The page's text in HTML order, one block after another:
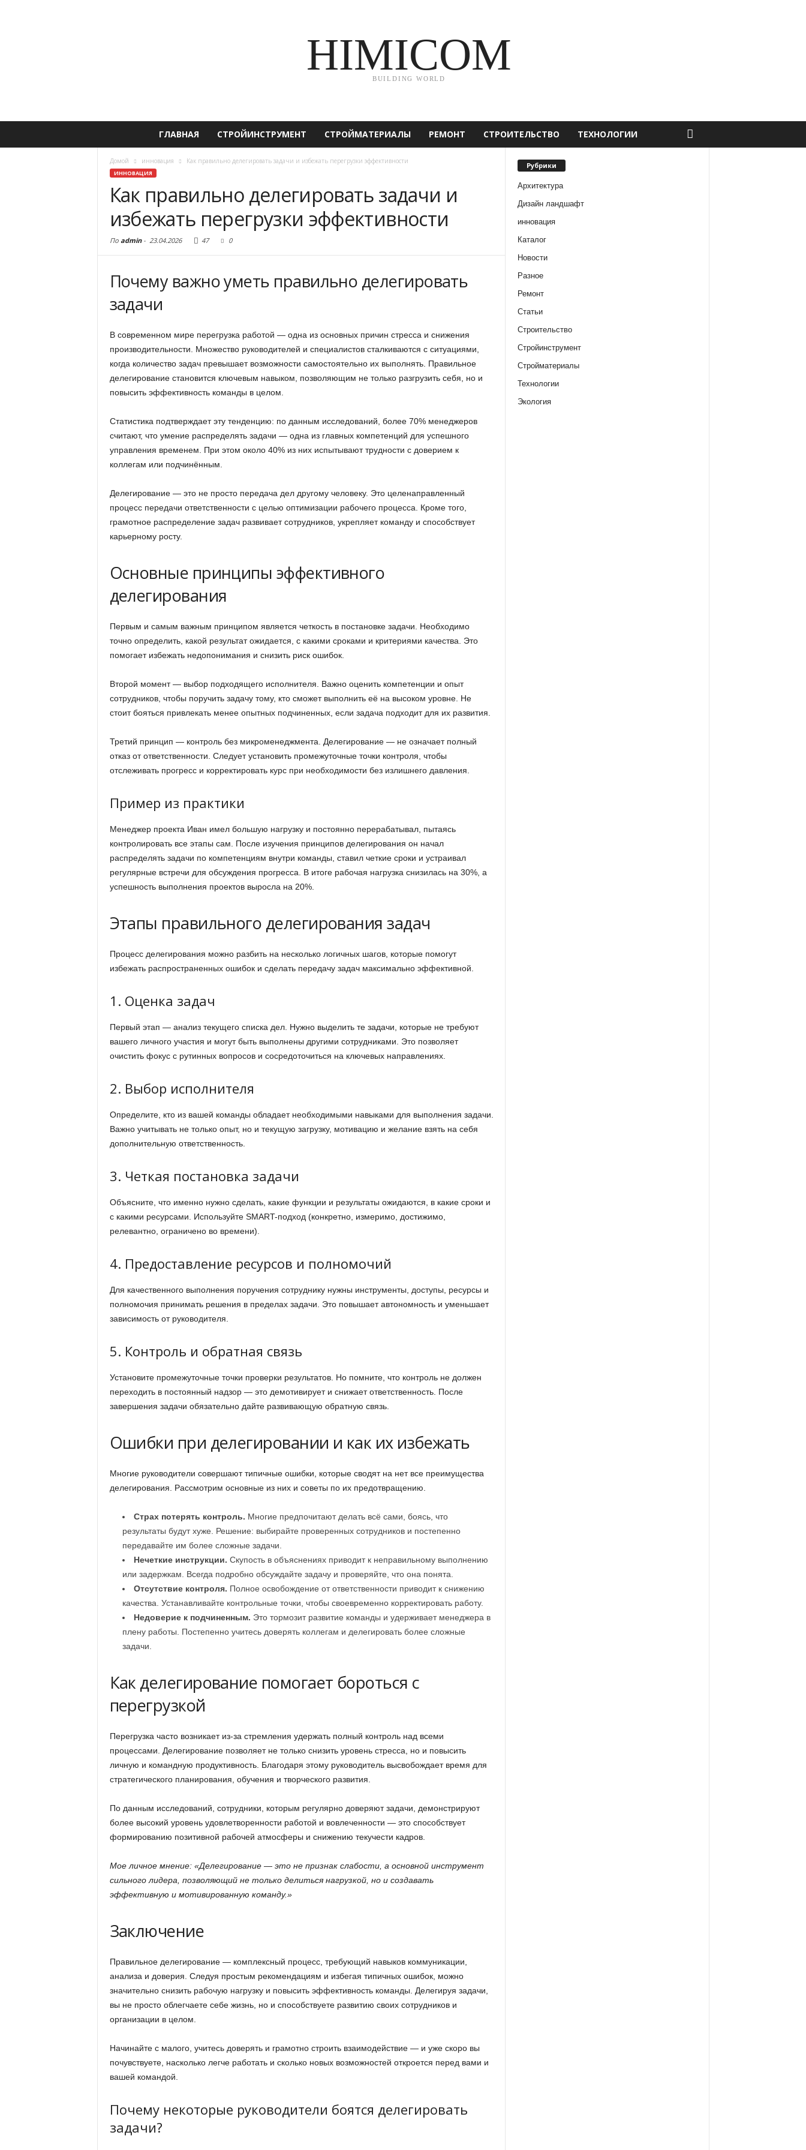
HIMICOM
BUILDING WORLD
ГЛАВНАЯ СТРОЙИНСТРУМЕНТ СТРОЙМАТЕРИАЛЫ РЕМОНТ СТРОИТЕЛЬСТВО ТЕХНОЛОГИИ
Домой инновация Как правильно делегировать задачи и избежать перегрузки эффективности
ИННОВАЦИЯ
Как правильно делегировать задачи и
избежать перегрузки эффективности
По admin- 23.04.2026 47 0
Почему важно уметь правильно делегировать
задачи
В современном мире перегрузка работой — одна из основных причин стресса и снижения
производительности. Множество руководителей и специалистов сталкиваются с ситуациями,
когда количество задач превышает возможности самостоятельно их выполнять. Правильное
делегирование становится ключевым навыком, позволяющим не только разгрузить себя, но и
повысить эффективность команды в целом.
Статистика подтверждает эту тенденцию: по данным исследований, более 70% менеджеров
считают, что умение распределять задачи — одна из главных компетенций для успешного
управления временем. При этом около 40% из них испытывают трудности с доверием к
коллегам или подчинённым.
Делегирование — это не просто передача дел другому человеку. Это целенаправленный
процесс передачи ответственности с целью оптимизации рабочего процесса. Кроме того,
грамотное распределение задач развивает сотрудников, укрепляет команду и способствует
карьерному росту.
Основные принципы эффективного
делегирования
Первым и самым важным принципом является четкость в постановке задачи. Необходимо
точно определить, какой результат ожидается, с какими сроками и критериями качества. Это
помогает избежать недопонимания и снизить риск ошибок.
Второй момент — выбор подходящего исполнителя. Важно оценить компетенции и опыт
сотрудников, чтобы поручить задачу тому, кто сможет выполнить её на высоком уровне. Не
стоит бояться привлекать менее опытных подчиненных, если задача подходит для их развития.
Третий принцип — контроль без микроменеджмента. Делегирование — не означает полный
отказ от ответственности. Следует установить промежуточные точки контроля, чтобы
отслеживать прогресс и корректировать курс при необходимости без излишнего давления.
Пример из практики
Менеджер проекта Иван имел большую нагрузку и постоянно перерабатывал, пытаясь
контролировать все этапы сам. После изучения принципов делегирования он начал
распределять задачи по компетенциям внутри команды, ставил четкие сроки и устраивал
регулярные встречи для обсуждения прогресса. В итоге рабочая нагрузка снизилась на 30%, а
успешность выполнения проектов выросла на 20%.
Этапы правильного делегирования задач
Процесс делегирования можно разбить на несколько логичных шагов, которые помогут
избежать распространенных ошибок и сделать передачу задач максимально эффективной.
1. Оценка задач
Первый этап — анализ текущего списка дел. Нужно выделить те задачи, которые не требуют
вашего личного участия и могут быть выполнены другими сотрудниками. Это позволяет
очистить фокус с рутинных вопросов и сосредоточиться на ключевых направлениях.
2. Выбор исполнителя
Определите, кто из вашей команды обладает необходимыми навыками для выполнения задачи.
Важно учитывать не только опыт, но и текущую загрузку, мотивацию и желание взять на себя
дополнительную ответственность.
3. Четкая постановка задачи
Объясните, что именно нужно сделать, какие функции и результаты ожидаются, в какие сроки и
с какими ресурсами. Используйте SMART-подход (конкретно, измеримо, достижимо,
релевантно, ограничено во времени).
4. Предоставление ресурсов и полномочий
Для качественного выполнения поручения сотруднику нужны инструменты, доступы, ресурсы и
полномочия принимать решения в пределах задачи. Это повышает автономность и уменьшает
зависимость от руководителя.
5. Контроль и обратная связь
Установите промежуточные точки проверки результатов. Но помните, что контроль не должен
переходить в постоянный надзор — это демотивирует и снижает ответственность. После
завершения задачи обязательно дайте развивающую обратную связь.
Ошибки при делегировании и как их избежать
Многие руководители совершают типичные ошибки, которые сводят на нет все преимущества
делегирования. Рассмотрим основные из них и советы по их предотвращению.
Страх потерять контроль. Многие предпочитают делать всё сами, боясь, что
результаты будут хуже. Решение: выбирайте проверенных сотрудников и постепенно
передавайте им более сложные задачи.
Нечеткие инструкции. Скупость в объяснениях приводит к неправильному выполнению
или задержкам. Всегда подробно обсуждайте задачу и проверяйте, что она понята.
Отсутствие контроля. Полное освобождение от ответственности приводит к снижению
качества. Устанавливайте контрольные точки, чтобы своевременно корректировать работу.
Недоверие к подчиненным. Это тормозит развитие команды и удерживает менеджера в
плену работы. Постепенно учитесь доверять коллегам и делегировать более сложные
задачи.
Как делегирование помогает бороться с
перегрузкой
Перегрузка часто возникает из-за стремления удержать полный контроль над всеми
процессами. Делегирование позволяет не только снизить уровень стресса, но и повысить
личную и командную продуктивность. Благодаря этому руководитель высвобождает время для
стратегического планирования, обучения и творческого развития.
По данным исследований, сотрудники, которым регулярно доверяют задачи, демонстрируют
более высокий уровень удовлетворенности работой и вовлеченности — это способствует
формированию позитивной рабочей атмосферы и снижению текучести кадров.
Мое личное мнение: «Делегирование — это не признак слабости, а основной инструмент
сильного лидера, позволяющий не только делиться нагрузкой, но и создавать
эффективную и мотивированную команду.»
Заключение
Правильное делегирование — комплексный процесс, требующий навыков коммуникации,
анализа и доверия. Следуя простым рекомендациям и избегая типичных ошибок, можно
значительно снизить рабочую нагрузку и повысить эффективность команды. Делегируя задачи,
вы не просто облегчаете себе жизнь, но и способствуете развитию своих сотрудников и
организации в целом.
Начинайте с малого, учитесь доверять и грамотно строить взаимодействие — и уже скоро вы
почувствуете, насколько легче работать и сколько новых возможностей откроется перед вами и
вашей командой.
Почему некоторые руководители боятся делегировать
задачи?
Рубрики
Архитектура
Дизайн ландшафт
инновация
Каталог
Новости
Разное
Ремонт
Статьи
Строительство
Стройинструмент
Стройматериалы
Технологии
Экология